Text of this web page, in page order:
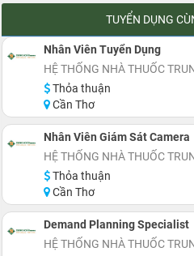
TUYỂN DỤNG
Nhân Viên Tuyển Dụng
HỆ THỐNG NHÀ THUỐC
Thỏa thuận
Cần Thơ
Nhân Viên Giám Sát Camera
HỆ THỐNG NHÀ THUỐC
Thỏa thuận
Cần Thơ
Demand Planning Specialist
HỆ THỐNG NHÀ THUỐC